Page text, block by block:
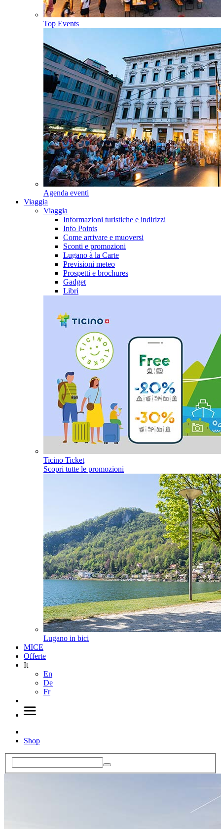
Top Events
Agenda eventi
Viaggia
Viaggia
Informazioni turistiche e indirizzi
Info Points
Come arrivare e muoversi
Sconti e promozioni
Lugano à la Carte
Previsioni meteo
Prospetti e brochures
Gadget
Libri
Ticino Ticket
Scopri tutte le promozioni
Lugano in bici
MICE
Offerte
It
En
De
Fr
Shop